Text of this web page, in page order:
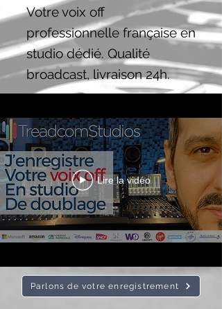
Votre voix off
professionnelle française en
studio dédié. Qualité
broadcast, livraison 24h.
Lire la vidéo
Parlons de votre enregistrement